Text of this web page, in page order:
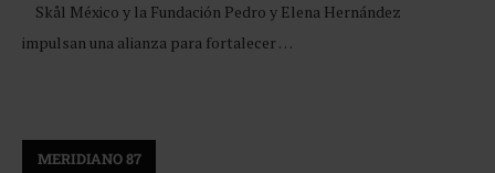
Skål México y la Fundación Pedro y Elena Hernández
impulsan una alianza para fortalecer …
MERIDIANO 87